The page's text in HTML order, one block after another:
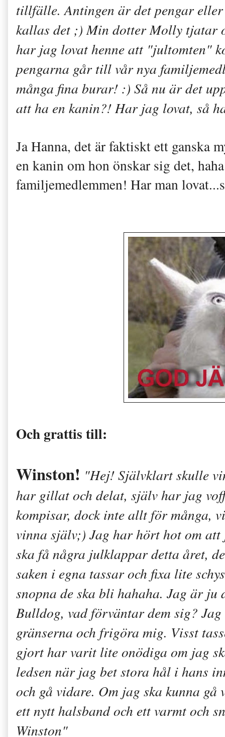
tillfälle. Antingen är det pengar
kallas det ;) Min dotter Molly tjatar
har jag lovat henne att "jultomten"
pengarna går till vår nya
många fina burar! :) Så nu är det
att ha en kanin?! Har jag lovat, så
Ja Hanna, det är faktiskt ett ganska
en kanin om hon önskar sig det,
familjemedlemmen! Har man
Och grattis till:
Winston! "Hej! Självklart skulle
har gillat och delat, själv har jag
kompisar, dock inte allt för många,
vinna själv;) Jag har hört hot om
ska få några julklappar detta året,
saken i egna tassar och fixa lite
snopna de ska bli hahaha. Jag är ju
Bulldog, vad förväntar dem sig?
gränserna och frigöra mig. Visst
gjort har varit lite onödiga om jag
ledsen när jag bet stora hål i hans
och gå vidare. Om jag ska kunna
ett nytt halsband och ett varmt och
Winston"